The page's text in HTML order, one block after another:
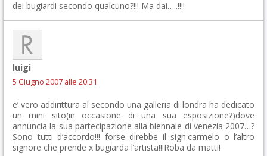
dei bugiardi secondo qualcuno?!!! Ma dai…..!!!!
luigi
5 Giugno 2007 alle 20:31
e’ vero addirittura al secondo una galleria di londra ha dedicato
un mini sito(in occasione di una sua esposizione?)dove
annuncia la sua partecipazione alla biennale di venezia 2007…?
Sono tutti d’accordo!!! forse direbbe il sign.carmelo o l’altro
signore che prende x bugiarda l’artista!!!Roba da matti!